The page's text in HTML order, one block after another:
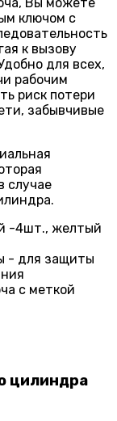
ключом с
к вызову
для всех,
рабочим
риск потери
забывчивые
случае
-4шт., желтый
- для защиты
с меткой
цилиндра